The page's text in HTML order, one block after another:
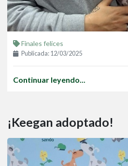
Finales felices
Publicada: 12/03/2025
Continuar leyendo...
¡Keegan adoptado!